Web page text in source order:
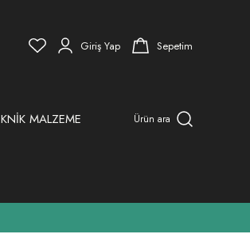
Giriş Yap Sepetim
MALZEME Ürün ara